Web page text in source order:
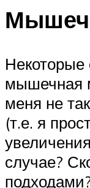
мышечная
меня не
(т.е. я
случае?